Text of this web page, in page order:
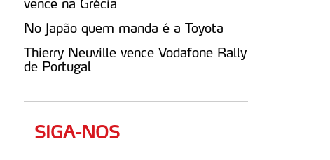
vence na Grécia
No Japão quem manda é a Toyota
Thierry Neuville vence Vodafone Rally
de Portugal
SIGA-NOS